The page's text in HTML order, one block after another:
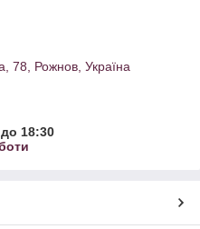
78, Рожнов, Україна
18:30